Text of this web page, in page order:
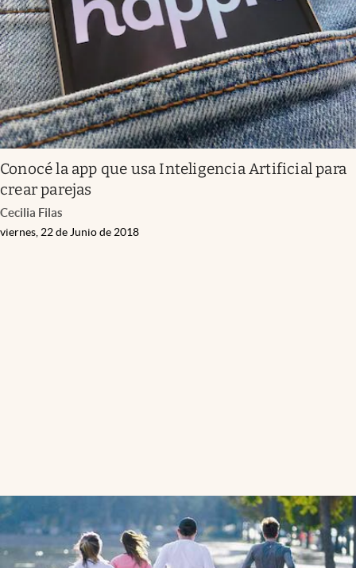
Conocé la app que usa Inteligencia Artificial para
crear parejas
Cecilia Filas
viernes, 22 de Junio de 2018